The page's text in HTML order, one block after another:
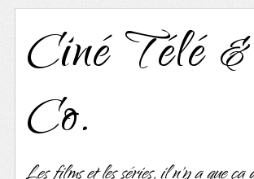
Ciné Télé &
Co.